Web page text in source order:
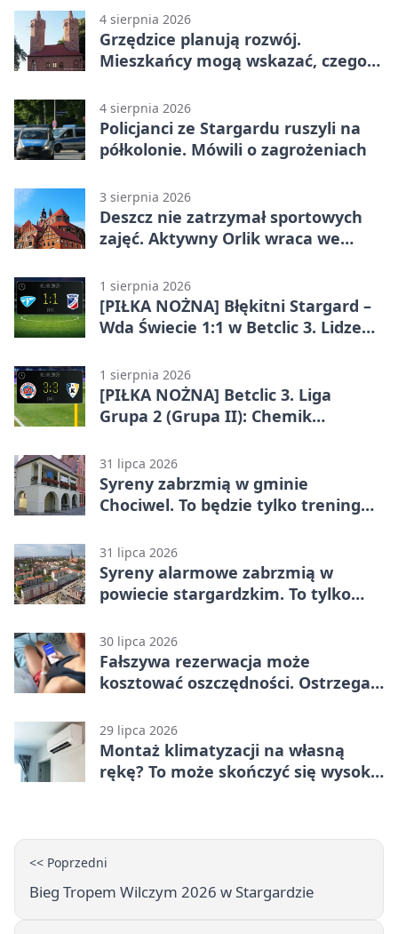
4 sierpnia 2026
Grzędzice planują rozwój.
Mieszkańcy mogą wskazać, czego
4 sierpnia 2026
Policjanci ze Stargardu ruszyli na
półkolonie. Mówili o zagrożeniach
3 sierpnia 2026
Deszcz nie zatrzymał sportowych
zajęć. Aktywny Orlik wraca we
1 sierpnia 2026
[PIŁKA NOŻNA] Błękitni Stargard –
Wda Świecie 1:1 w Betclic 3. Lidze
1 sierpnia 2026
[PIŁKA NOŻNA] Betclic 3. Liga
Grupa 2 (Grupa II): Chemik
Stargard 3:3
31 lipca 2026
Syreny zabrzmią w gminie
Chociwel. To będzie tylko trening
31 lipca 2026
Syreny alarmowe zabrzmią w
powiecie stargardzkim. To tylko
30 lipca 2026
Fałszywa rezerwacja może
kosztować oszczędności. Ostrzega
29 lipca 2026
Montaż klimatyzacji na własną
rękę? To może skończyć się wysoką
<< Poprzedni
Bieg Tropem Wilczym 2026 w Stargardzie